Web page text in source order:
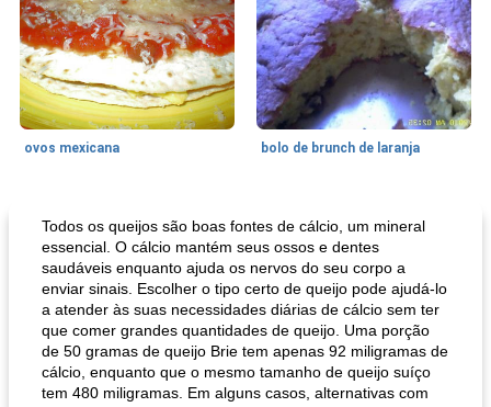
ovos mexicana bolo de brunch de laranja
Todos os queijos são boas fontes de cálcio, um mineral
essencial. O cálcio mantém seus ossos e dentes
saudáveis ​​enquanto ajuda os nervos do seu corpo a
enviar sinais. Escolher o tipo certo de queijo pode ajudá-lo
a atender às suas necessidades diárias de cálcio sem ter
que comer grandes quantidades de queijo. Uma porção
de 50 gramas de queijo Brie tem apenas 92 miligramas de
cálcio, enquanto que o mesmo tamanho de queijo suíço
tem 480 miligramas. Em alguns casos, alternativas com